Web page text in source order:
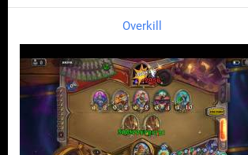
Overkill